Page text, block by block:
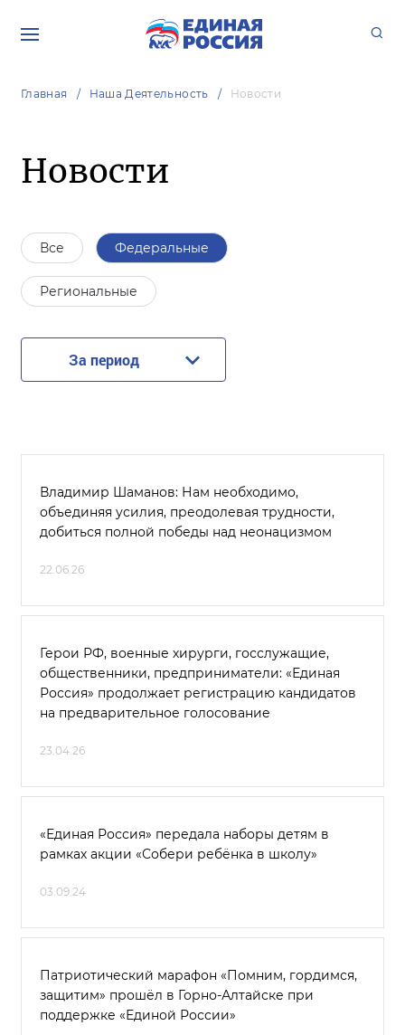
Главная Наша Деятельность Новости
Новости
Все Федеральные
Региональные
За период
Владимир Шаманов: Нам необходимо,
объединяя усилия, преодолевая трудности,
добиться полной победы над неонацизмом
22.06.26
Герои РФ, военные хирурги, госслужащие,
общественники, предприниматели: «Единая
Россия» продолжает регистрацию кандидатов
на предварительное голосование
23.04.26
«Единая Россия» передала наборы детям в
рамках акции «Собери ребёнка в школу»
03.09.24
Патриотический марафон «Помним, гордимся,
защитим» прошёл в Горно-Алтайске при
поддержке «Единой России»